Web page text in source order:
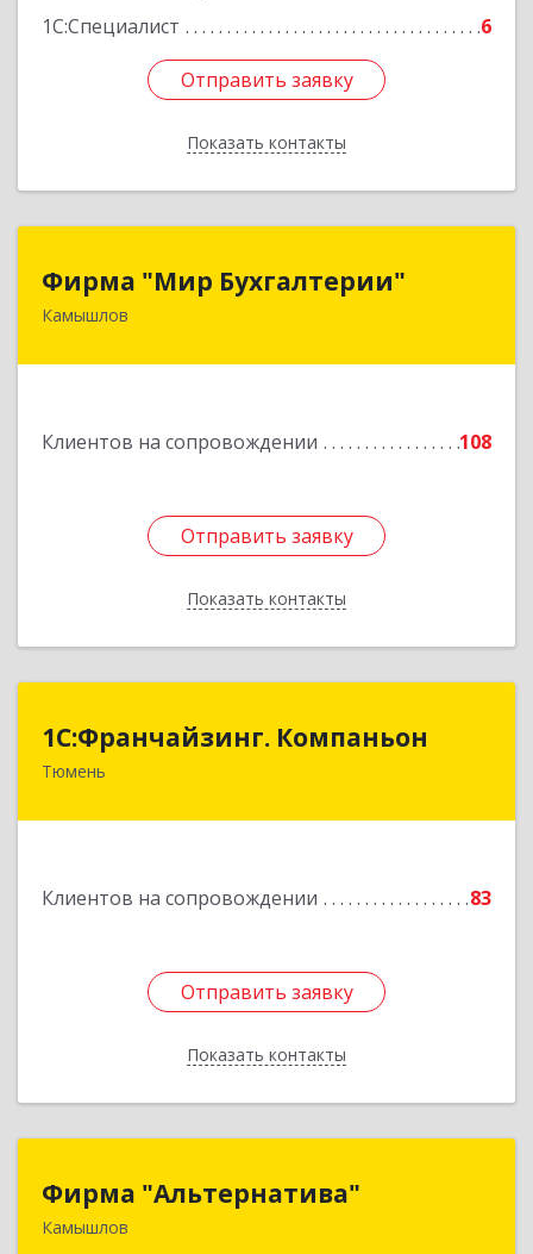
1С:Специалист
6
Отправить заявку
Показать контакты
Отправить заявку
Назад
Фирма "Мир Бухгалтерии"
Камышлов
Клиентов на сопровождении 108
Отправить заявку
Показать контакты
624860, Свердловская обл, Камышлов г,
Отправить заявку
Назад
1С:Франчайзинг. Компаньон
Тюмень
Клиентов на сопровождении 83
Отправить заявку
Показать контакты
1С:Франчайзинг. Компаньон
Отправить заявку
Назад
Фирма "Альтернатива"
Камышлов
624860, Свердловская обл, Камышлов г, Ленина